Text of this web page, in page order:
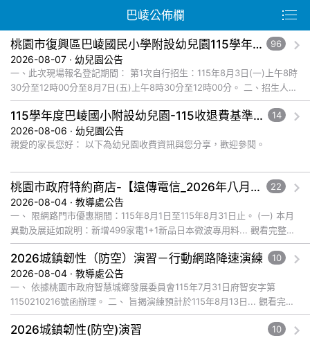
巴崚公佈欄
桃園市復興區巴崚國民小學附設幼兒園115學年度第1次自行招生新生錄取名單公告 96
2026-08-07 · 幼兒園公告
一、此次現場報名登記期間： 第1次自行招生：115年8月3日(一)上午8時
30分至12時00分至8月7日(五)上午8時30分至12時00分。 二、招生人
數： 錄取新生名... 觀看完整文章
115學年度巴崚國小附設幼兒園-115收退費基準及減免收費規定公告 14
2026-08-06 · 幼兒園公告
親愛的家長您好： 以下為幼兒園收費資訊與您分享，歡迎參閱。
桃園市政府特約商店-【遠傳電信_2026年八月爸企獻禮優惠活動】福利資訊 22
2026-08-04 · 教導處公告
一、 限網路門市優惠期間：115年8月1日至115年8月31日止。 (一) 本月
異動及展延如說明：新增499家電1+1新品日本微波專用料... 觀看完整文
章
2026城鎮韌性（防空）演習－行動網路降速演練 10
2026-08-04 · 教導處公告
一、 依據桃園市政府智慧城鄉發展委員會115年7月31日府智安字第
1150210216號函辦理。 二、 旨揭演練預計於115年8月13日... 觀看完整
文章
2026城鎮韌性(防空)演習 10